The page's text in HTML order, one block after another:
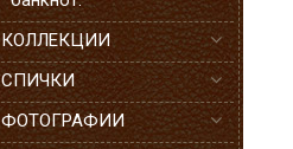
КОЛЛЕКЦИИ
СПИЧКИ
ФОТОГРАФИИ